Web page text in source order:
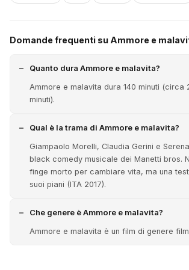
Domande frequenti su Ammore e
Quanto dura Ammore e malavita?
Ammore e malavita dura 140 minuti (circa
minuti).
Qual è la trama di Ammore e malavita?
Giampaolo Morelli, Claudia Gerini e
black comedy musicale dei Manetti bros.
finge morto per cambiare vita, ma una
suoi piani (ITA 2017).
Che genere è Ammore e malavita?
Ammore e malavita è un film di genere